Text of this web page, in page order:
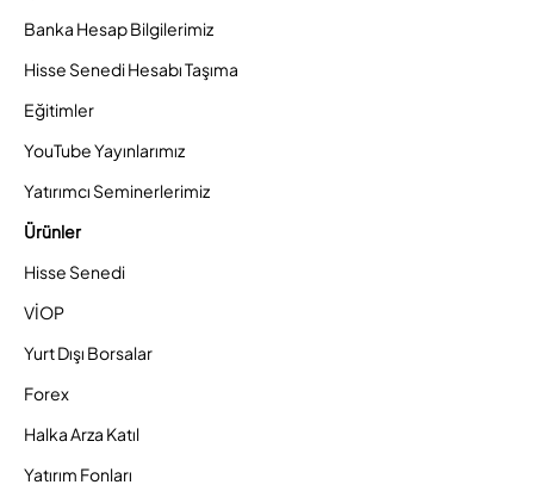
Banka Hesap Bilgilerimiz
Hisse Senedi Hesabı Taşıma
Eğitimler
YouTube Yayınlarımız
Yatırımcı Seminerlerimiz
Ürünler
Hisse Senedi
VİOP
Yurt Dışı Borsalar
Forex
Halka Arza Katıl
Yatırım Fonları